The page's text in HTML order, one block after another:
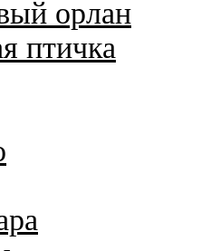
орлан
птичка